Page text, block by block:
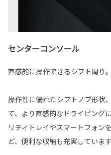
センターコンソール
直感的に操作できるシフト周り。
操作性に優れたシフトノブ形状
て、より直感的なドライビング
リティトレイやスマートフォン
ど、便利な収納も充実しています